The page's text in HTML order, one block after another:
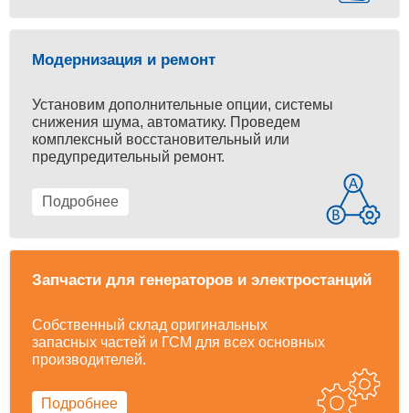
Модернизация и ремонт
Установим дополнительные опции, системы
снижения шума, автоматику. Проведем
комплексный восстановительный или
предупредительный ремонт.
Подробнее
Запчасти для генераторов и электростанций
Собственный склад оригинальных
запасных частей и ГСМ для всех основных
производителей.
Подробнее